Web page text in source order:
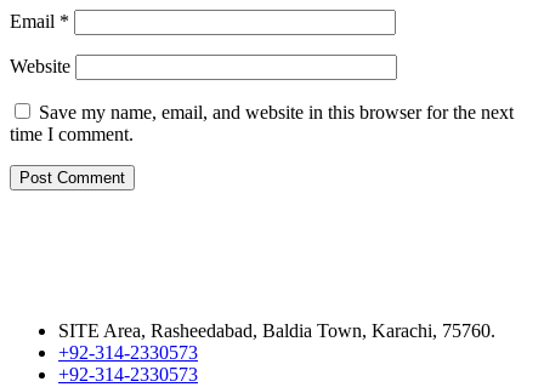
Email *
Website
Save my name, email, and website in this browser for the next
time I comment.
SITE Area, Rasheedabad, Baldia Town, Karachi, 75760.
+92-314-2330573
+92-314-2330573